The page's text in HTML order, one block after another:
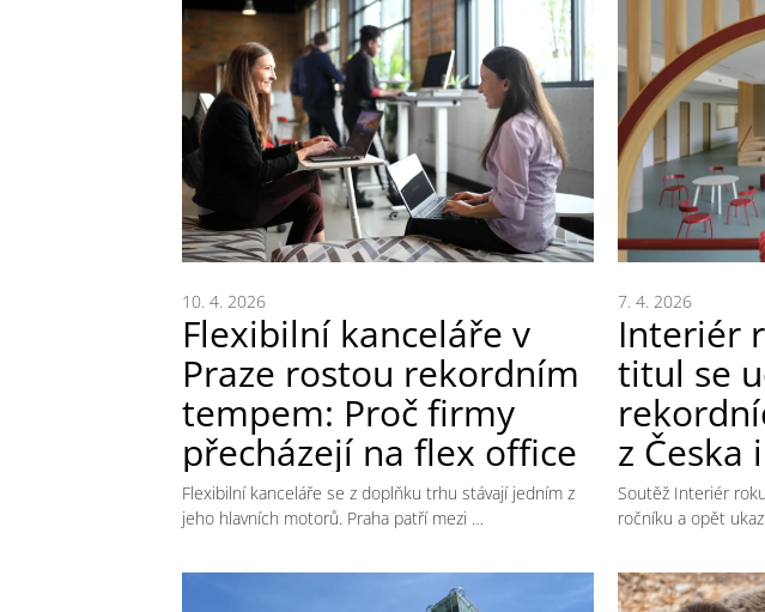
Flexibilní kanceláře v
Praze rostou rekordním
tempem: Proč firmy
přecházejí na flex office
10. 4. 2026
Flexibilní kanceláře se z doplňku trhu stávají jedním z
jeho hlavních motorů. Praha patří mezi …
Interiér
titul se
z Česka
7. 4. 2026
Soutěž Interiér
ročníku a opět